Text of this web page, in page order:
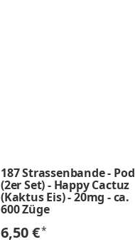
187 Strassenbande - Pod
(2er Set) - Happy Cactuz
(Kaktus Eis) - 20mg - ca.
600 Züge
6,50 €*